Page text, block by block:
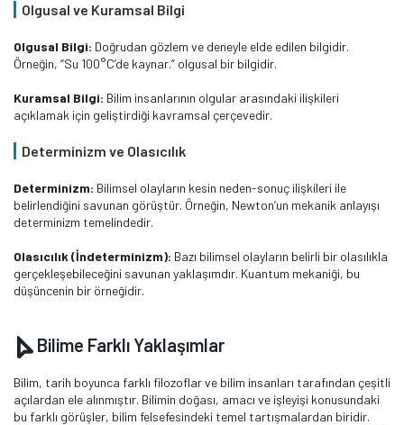
Olgusal ve Kuramsal Bilgi
Olgusal Bilgi: Doğrudan gözlem ve deneyle elde edilen bilgidir.
Örneğin, “Su 100°C’de kaynar.” olgusal bir bilgidir.
Kuramsal Bilgi: Bilim insanlarının olgular arasındaki ilişkileri
açıklamak için geliştirdiği kavramsal çerçevedir.
Determinizm ve Olasıcılık
Determinizm: Bilimsel olayların kesin neden-sonuç ilişkileri ile
belirlendiğini savunan görüştür. Örneğin, Newton’un mekanik anlayışı
determinizm temelindedir.
Olasıcılık (İndeterminizm): Bazı bilimsel olayların belirli bir olasılıkla
gerçekleşebileceğini savunan yaklaşımdır. Kuantum mekaniği, bu
düşüncenin bir örneğidir.
Bilime Farklı Yaklaşımlar
Bilim, tarih boyunca farklı filozoflar ve bilim insanları tarafından çeşitli
açılardan ele alınmıştır. Bilimin doğası, amacı ve işleyişi konusundaki
bu farklı görüşler, bilim felsefesindeki temel tartışmalardan biridir.